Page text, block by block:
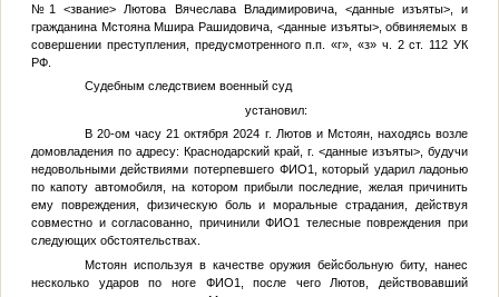
№1 <звание> Лютова Вячеслава Владимировича, <данные изъяты>, и
гражданина Мстояна Мшира Рашидовича, <данные изъяты>, обвиняемых в
совершении преступления, предусмотренного п.п. «г», «з» ч. 2 ст. 112 УК
РФ.
Судебным следствием военный суд
установил:
В 20-ом часу 21 октября 2024 г. Лютов и Мстоян, находясь возле
домовладения по адресу: Краснодарский край, г. <данные изъяты>, будучи
недовольными действиями потерпевшего ФИО1, который ударил ладонью
по капоту автомобиля, на котором прибыли последние, желая причинить
ему повреждения, физическую боль и моральные страдания, действуя
совместно и согласованно, причинили ФИО1 телесные повреждения при
следующих обстоятельствах.
Мстоян используя в качестве оружия бейсбольную биту, нанес
несколько ударов по ноге ФИО1, после чего Лютов, действовавший